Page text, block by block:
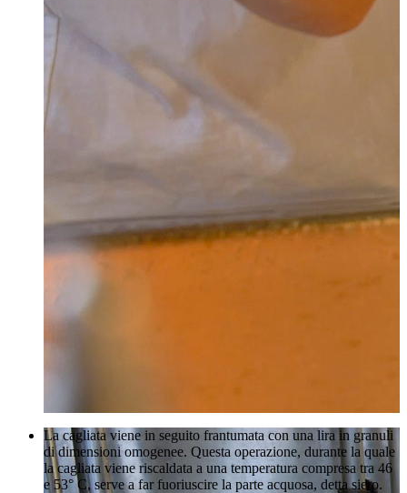
La cagliata viene in seguito frantumata con una lira in granuli
di dimensioni omogenee. Questa operazione, durante la quale
la cagliata viene riscaldata a una temperatura compresa tra 46
e 53° C, serve a far fuoriuscire la parte acquosa, detta siero.